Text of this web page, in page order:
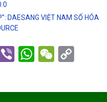
DAESANG VIỆT NAM SỐ HÓA
ViberWhatsApp